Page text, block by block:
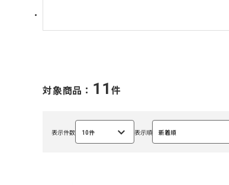
対象商品： 11 件
表示件数 10件
選
択
表示順 新着順
選
択